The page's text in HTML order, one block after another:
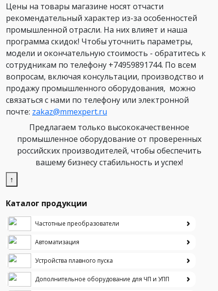
Цены на товары магазине носят отчасти
рекомендательный характер из-за особенностей
промышленной отрасли. На них влияет и наша
программа скидок! Чтобы уточнить параметры,
модели и окончательную стоимость - обратитесь к
сотрудникам по телефону +74959891744. По всем
вопросам, включая консультации, производство и
продажу промышленного оборудования, можно
связаться с нами по телефону или электронной
почте: zakaz@mmexpert.ru
Предлагаем только высококачественное
промышленное оборудование от проверенных
российских производителей, чтобы обеспечить
вашему бизнесу стабильность и успех!
↑
Каталог продукции
Частотные преобразователи
Автоматизация
Устройства плавного пуска
Дополнительное оборудование для ЧП и УПП